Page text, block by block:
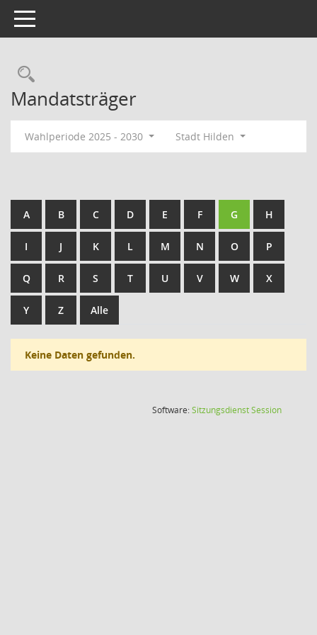
Toggle navigation
Rechercheauswahl
Mandatsträger
Wahlperiode 2025 - 2030 Stadt Hilden
A B C D E F G H
I J K L M N O P
Q R S T U V W X
Y Z Alle
Keine Daten gefunden.
Software:SitzungsdienstSession(Wird in